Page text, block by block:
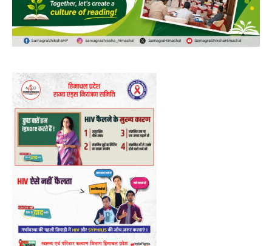
NURTURING CREATIVITY – KEEKLI CHARITABLE TRUST, SHIMLA